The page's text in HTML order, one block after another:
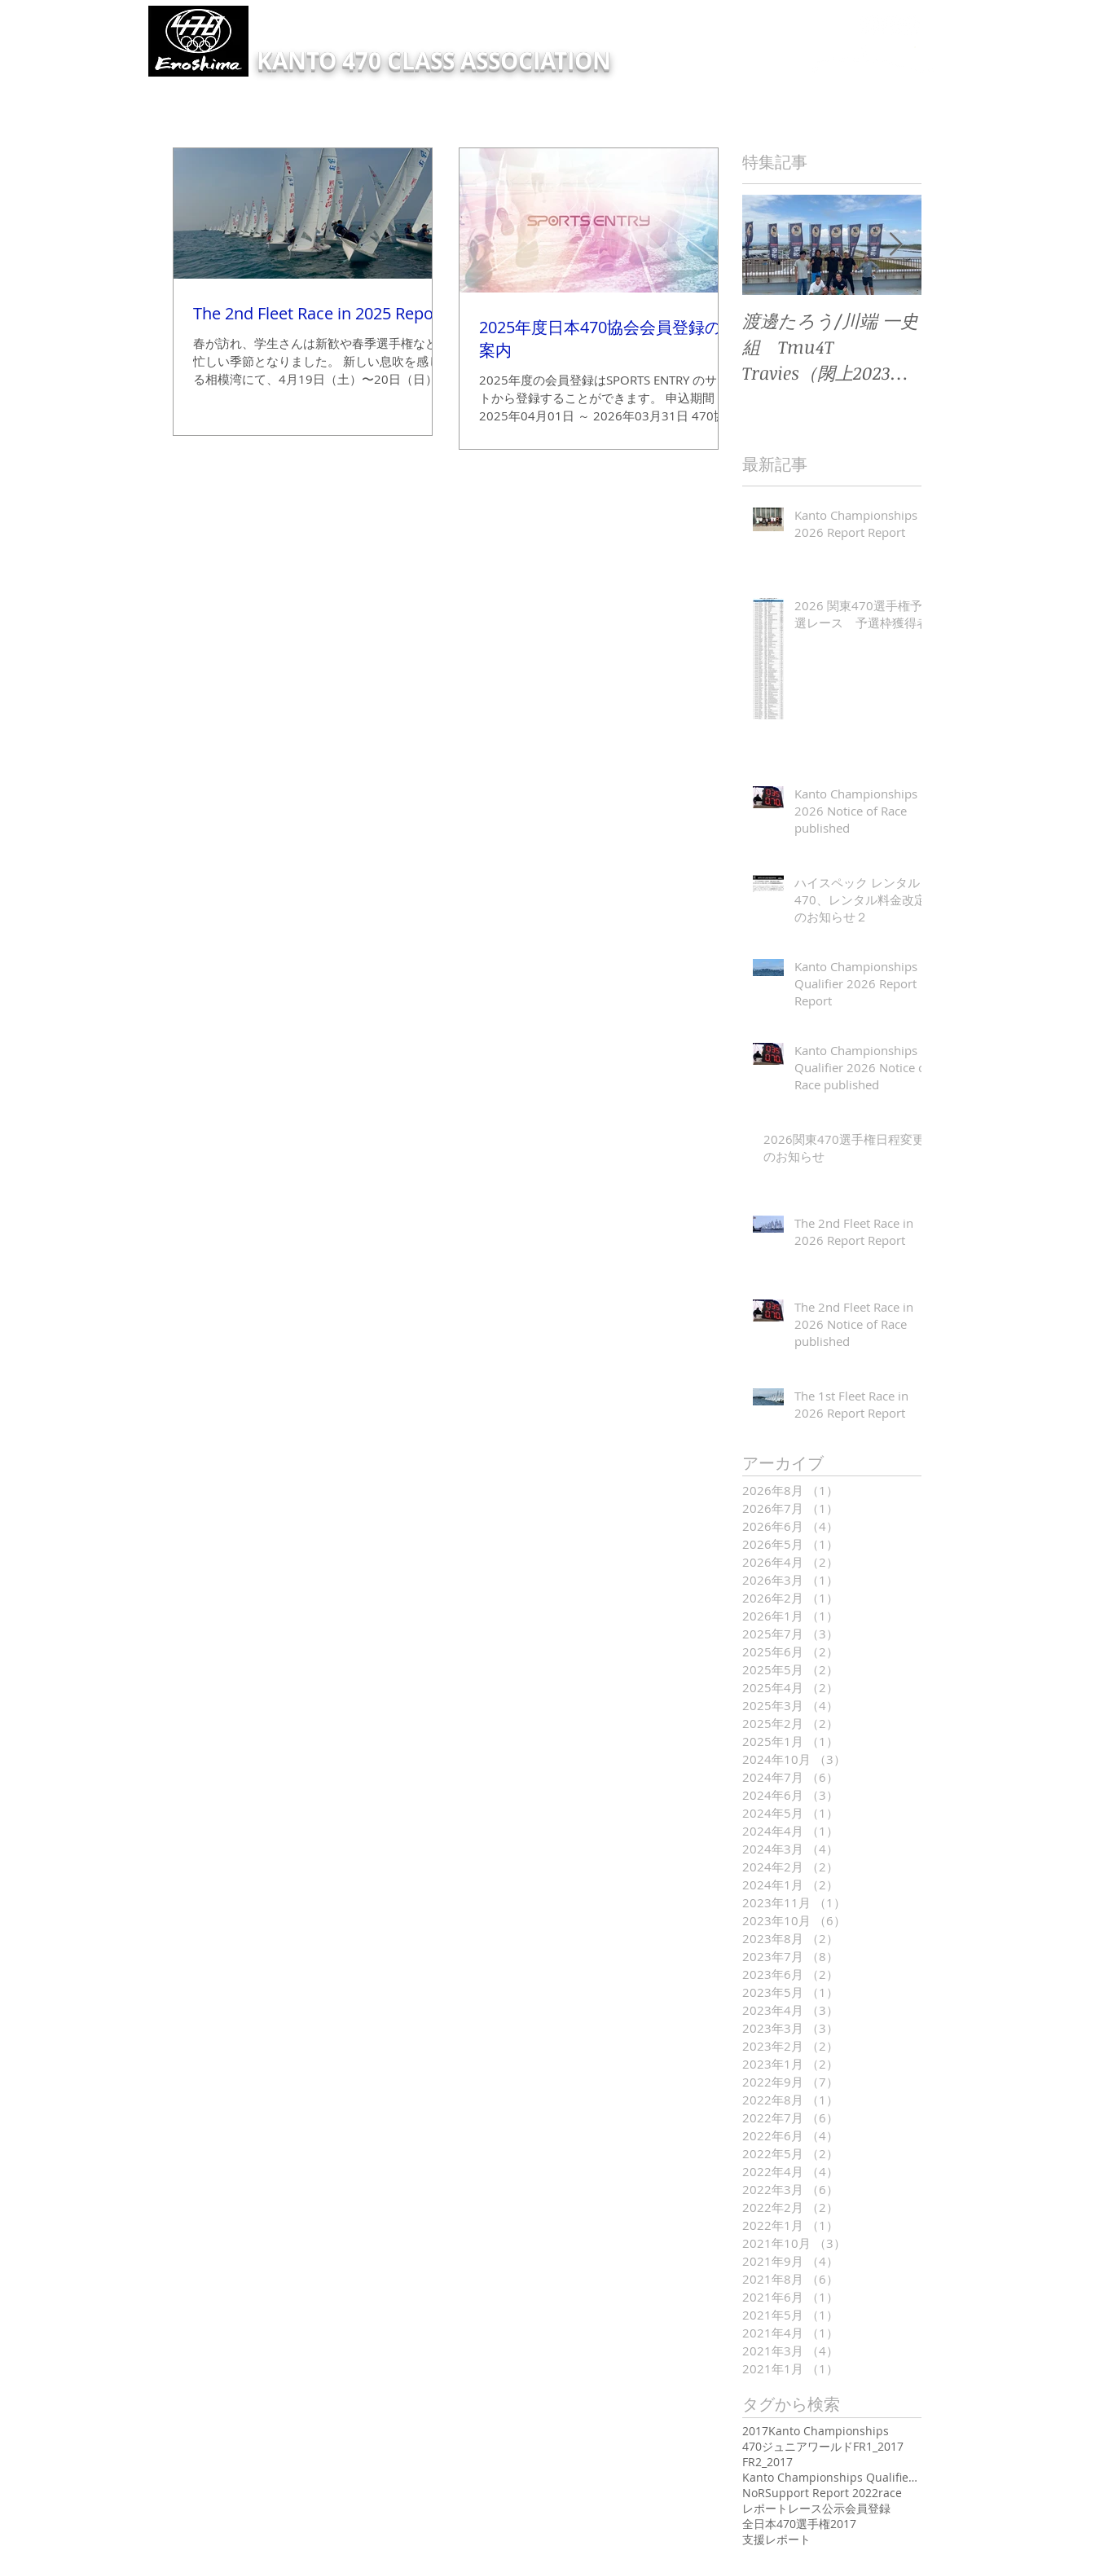
KANTO 470 CLASS ASSOCIATION
The 2nd Fleet Race in 2025 Report
春が訪れ、学生さんは新歓や春季選手権などで
忙しい季節となりました。 新しい息吹を感じ
る相模湾にて、4月19日（土）〜20日（日）の
ク銀メダリストの吉岡...
2025年度日本470協会会員登録のご
案内
2025年度の会員登録はSPORTS ENTRY のサイ
トから登録することができます。 申込期間：
2025年04月01日 ～ 2026年03月31日 470協
間（年度登録制）。 ...
特集記事
渡邊たろう/川端 一史
組 Tmu4T
Travies（閖上2023全
最新記事
Kanto Championships
2026 Report Report
2026 関東470選手権予
選レース 予選枠獲得者
Kanto Championships
2026 Notice of Race
published
ハイスペック レンタル
470、レンタル料金改定
のお知らせ２
Kanto Championships
Qualifier 2026 Report
Report
Kanto Championships
Qualifier 2026 Notice of
Race published
2026関東470選手権日程変更
のお知らせ
The 2nd Fleet Race in
2026 Report Report
The 2nd Fleet Race in
2026 Notice of Race
published
The 1st Fleet Race in
2026 Report Report
アーカイブ
2026年8月 （1）
2026年7月
（1）
2026年6月
（4）
2026年5月
（1）
2026年4月
（2）
2026年3月
（1）
2026年2月
（1）
2026年1月
（1）
2025年7月
（3）
2025年6月
（2）
2025年5月
（2）
2025年4月
（2）
2025年3月
（4）
2025年2月
（2）
2025年1月
（1）
2024年10月
（3）
2024年7月
（6）
2024年6月
（3）
2024年5月
（1）
2024年4月
（1）
2024年3月
（4）
2024年2月
（2）
2024年1月
（2）
2023年11月
（1）
2023年10月
（6）
2023年8月
（2）
2023年7月
（8）
2023年6月
（2）
2023年5月
（1）
2023年4月
（3）
2023年3月
（3）
2023年2月
（2）
2023年1月
（2）
2022年9月
（7）
2022年8月
（1）
2022年7月
（6）
2022年6月
（4）
2022年5月
（2）
2022年4月
（4）
2022年3月
（6）
2022年2月
（2）
2022年1月
（1）
2021年10月
（3）
2021年9月
（4）
2021年8月
（6）
2021年6月
（1）
2021年5月
（1）
2021年4月
（1）
2021年3月
（4）
2021年1月
（1）
タグから検索
2017Kanto Championships
470ジュニアワールドFR1_2017
FR2_2017
Kanto Championships Qualifier 2017
NoRSupport Report 2022race
レポート レース公示会員登録
全日本470選手権2017
支援レポート